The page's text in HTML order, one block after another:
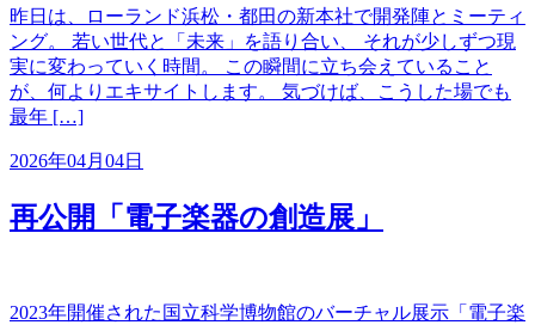
昨日は、ローランド浜松・都田の新本社で開発陣とミーティ
ング。 若い世代と「未来」を語り合い、 それが少しずつ現
実に変わっていく時間。 この瞬間に立ち会えていること
が、何よりエキサイトします。 気づけば、こうした場でも
最年 […]
2026年04月04日
再公開「電子楽器の創造展」
2023年開催された国立科学博物館のバーチャル展示「電子楽